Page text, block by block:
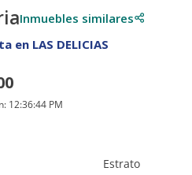
Inmuebles similares
en LAS DELICIAS
12:36:44 PM
Estrato